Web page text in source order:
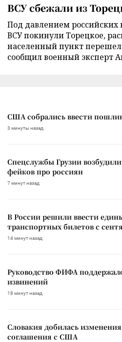
ВСУ сбежали из
Под давлением российских
ВСУ покинули Торецкое,
населенный пункт перешел
сообщил военный эксперт
США собрались ввести
3 минуты назад
Спецслужбы Грузии
фейков про россиян
7 минут назад
В России решили ввести
транспортных билетов с
14 минут назад
Руководство ФИФА
извинений
18 минут назад
Словакия добилась
соглашения с США